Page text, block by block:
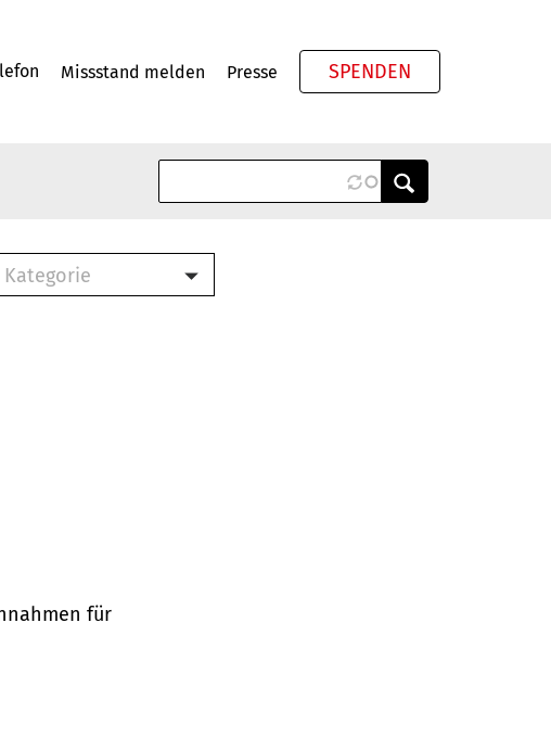
Missstand melden Presse SPENDEN
Kategorie
für